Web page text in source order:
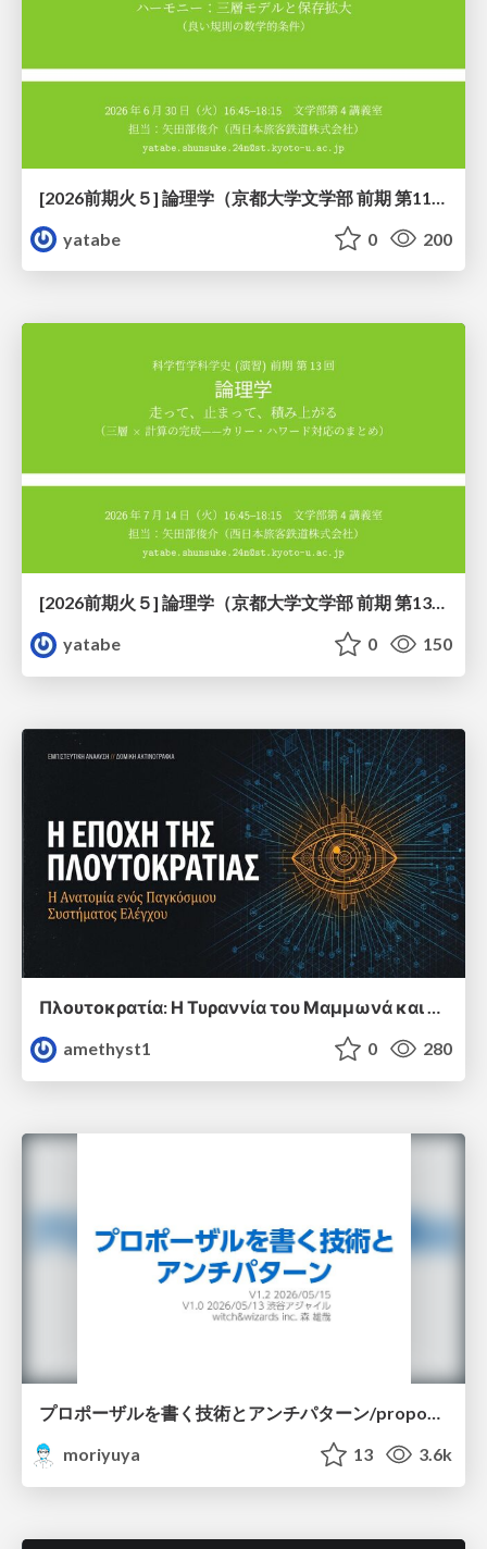
yatabe
0 200
[2026前期火５] 論理学（京都大学文学部 前期 第13回）「走って、止まって、積み上がる」
yatabe
0 150
Πλουτοκρατία: Η Τυραννία του Μαμμωνά και η Μεταανθρώπινη Δουλεία
amethyst1
0 280
moriyuya
13 3.6k